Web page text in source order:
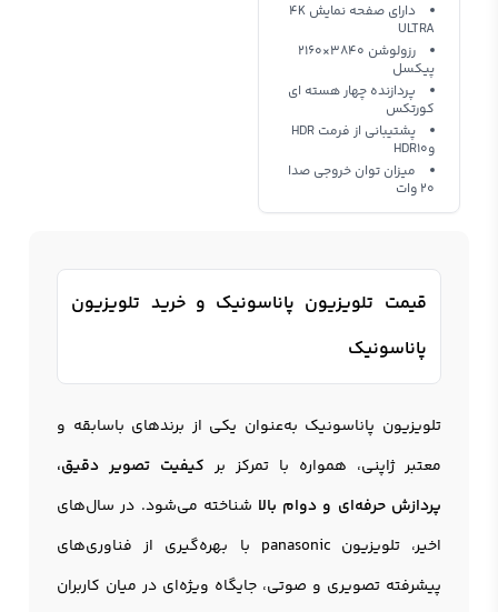
دارای صفحه نمایش 4K
ULTRA
رزولوشن 3840×2160
پیکسل
پردازنده چهار هسته ای
کورتکس
پشتیبانی از فرمت HDR
وHDR10
میزان توان خروجی صدا
20 وات
قیمت تلویزیون پاناسونیک و خرید تلویزیون
پاناسونیک
تلویزیون پاناسونیک به‌عنوان یکی از برندهای باسابقه و
معتبر ژاپنی، همواره با تمرکز بر کیفیت تصویر دقیق،
پردازش حرفه‌ای و دوام بالا شناخته می‌شود. در سال‌های
اخیر، تلویزیون panasonic با بهره‌گیری از فناوری‌های
پیشرفته تصویری و صوتی، جایگاه ویژه‌ای در میان کاربران